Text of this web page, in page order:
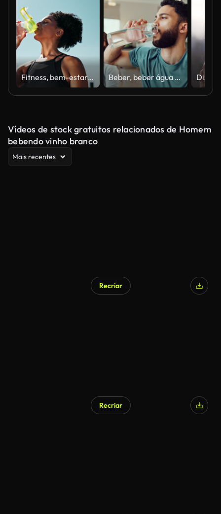
Fitness, bem-estar e mulher bebendo água para hidratação, treino e treino para a saúde ao ar livre. Corredor cansado, exercício cardio e líquido para descanso ou energia, pausa e ativo no verão Beber, beber água e casal em casa após o treino para bem-estar, saúde e bem-estar para dieta. Namoro, feliz e homem e mulher com líquido mineral para nutrição após o treino, exercício e fitness
Vídeos de stock gratuitos relacionados de Homem
bebendo vinho branco
Mais recentes
Recriar
Recriar